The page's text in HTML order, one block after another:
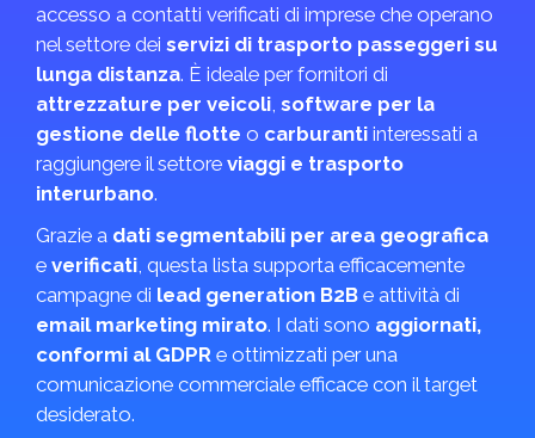
accesso a contatti verificati di imprese che operano
nel settore dei servizi di trasporto passeggeri su
lunga distanza. È ideale per fornitori di
attrezzature per veicoli, software per la
gestione delle flotte o carburanti interessati a
raggiungere il settore viaggi e trasporto
interurbano.
Grazie a dati segmentabili per area geografica
e verificati, questa lista supporta efficacemente
campagne di lead generation B2B e attività di
email marketing mirato. I dati sono aggiornati,
conformi al GDPR e ottimizzati per una
comunicazione commerciale efficace con il target
desiderato.